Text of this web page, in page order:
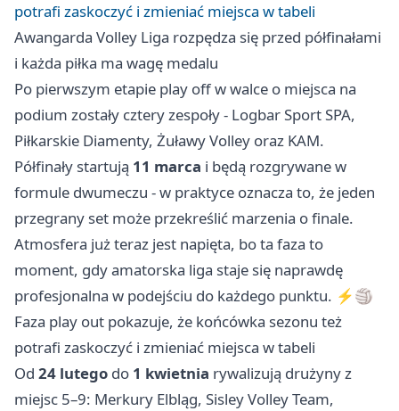
potrafi zaskoczyć i zmieniać miejsca w tabeli
Awangarda Volley Liga rozpędza się przed półfinałami
i każda piłka ma wagę medalu
Po pierwszym etapie play off w walce o miejsca na
podium zostały cztery zespoły - Logbar Sport SPA,
Piłkarskie Diamenty, Żuławy Volley oraz KAM.
Półfinały startują 11 marca i będą rozgrywane w
formule dwumeczu - w praktyce oznacza to, że jeden
przegrany set może przekreślić marzenia o finale.
Atmosfera już teraz jest napięta, bo ta faza to
moment, gdy amatorska liga staje się naprawdę
profesjonalna w podejściu do każdego punktu. ⚡️🏐
Faza play out pokazuje, że końcówka sezonu też
potrafi zaskoczyć i zmieniać miejsca w tabeli
Od 24 lutego do 1 kwietnia rywalizują drużyny z
miejsc 5–9: Merkury Elbląg, Sisley Volley Team,